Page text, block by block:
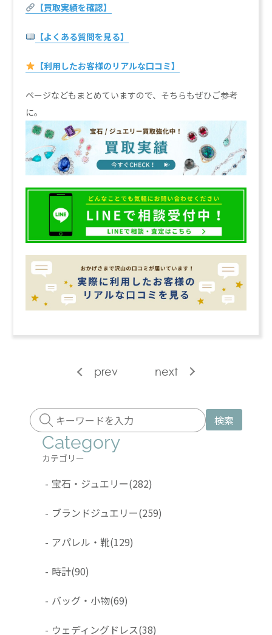
【買取実績を確認】
【よくある質問を見る】
【利用したお客様のリアルな口コミ】
ページなどもまとめていますので、そちらもぜひご参考
に。
prev next
検索
Category
カテゴリー
- 宝石・ジュエリー(282)
- ブランドジュエリー(259)
- アパレル・靴(129)
- 時計(90)
- バッグ・小物(69)
- ウェディングドレス(38)